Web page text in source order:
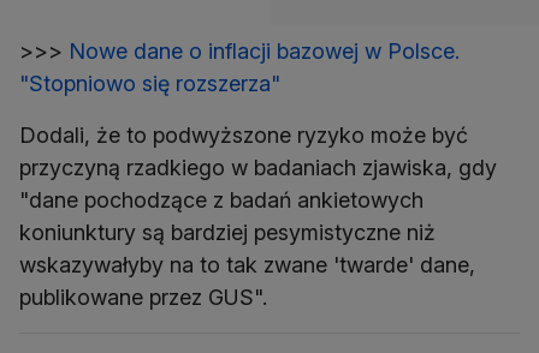
>>> Nowe dane o inflacji bazowej w Polsce.
"Stopniowo się rozszerza"
Dodali, że to podwyższone ryzyko może być
przyczyną rzadkiego w badaniach zjawiska, gdy
"dane pochodzące z badań ankietowych
koniunktury są bardziej pesymistyczne niż
wskazywałyby na to tak zwane 'twarde' dane,
publikowane przez GUS".